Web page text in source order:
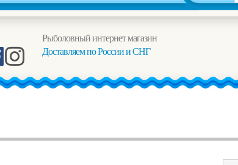
Рыболовный интернет магазин
Доставляем по России и СНГ